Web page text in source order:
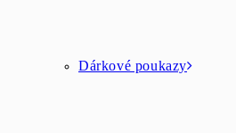
Dárkové poukazy